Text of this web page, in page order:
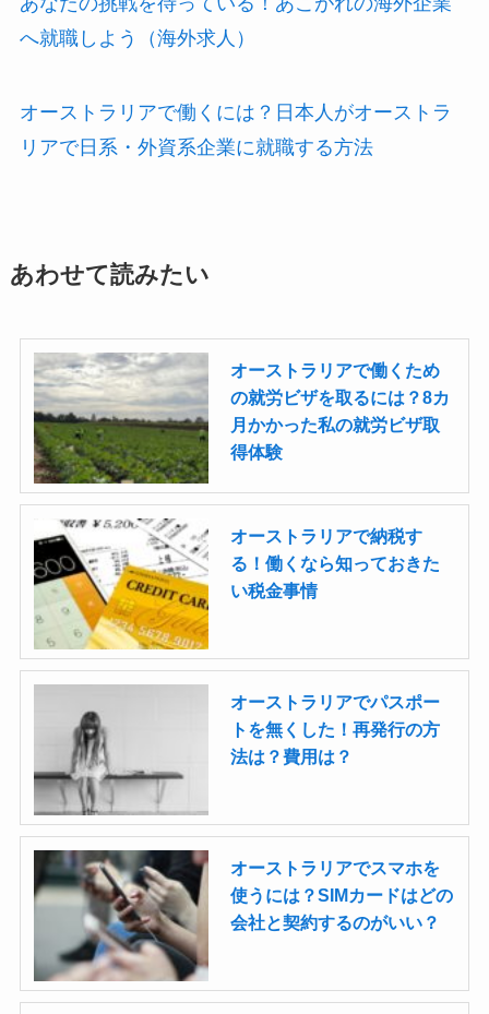
へ就職しよう（海外求人）
オーストラリアで働くには？日本人がオーストラ
リアで日系・外資系企業に就職する方法
あわせて読みたい
オーストラリアで働くため
の就労ビザを取るには？8カ
月かかった私の就労ビザ取
得体験
オーストラリアで納税す
る！働くなら知っておきた
い税金事情
オーストラリアでパスポー
トを無くした！再発行の方
法は？費用は？
オーストラリアでスマホを
使うには？SIMカードはどの
会社と契約するのがいい？